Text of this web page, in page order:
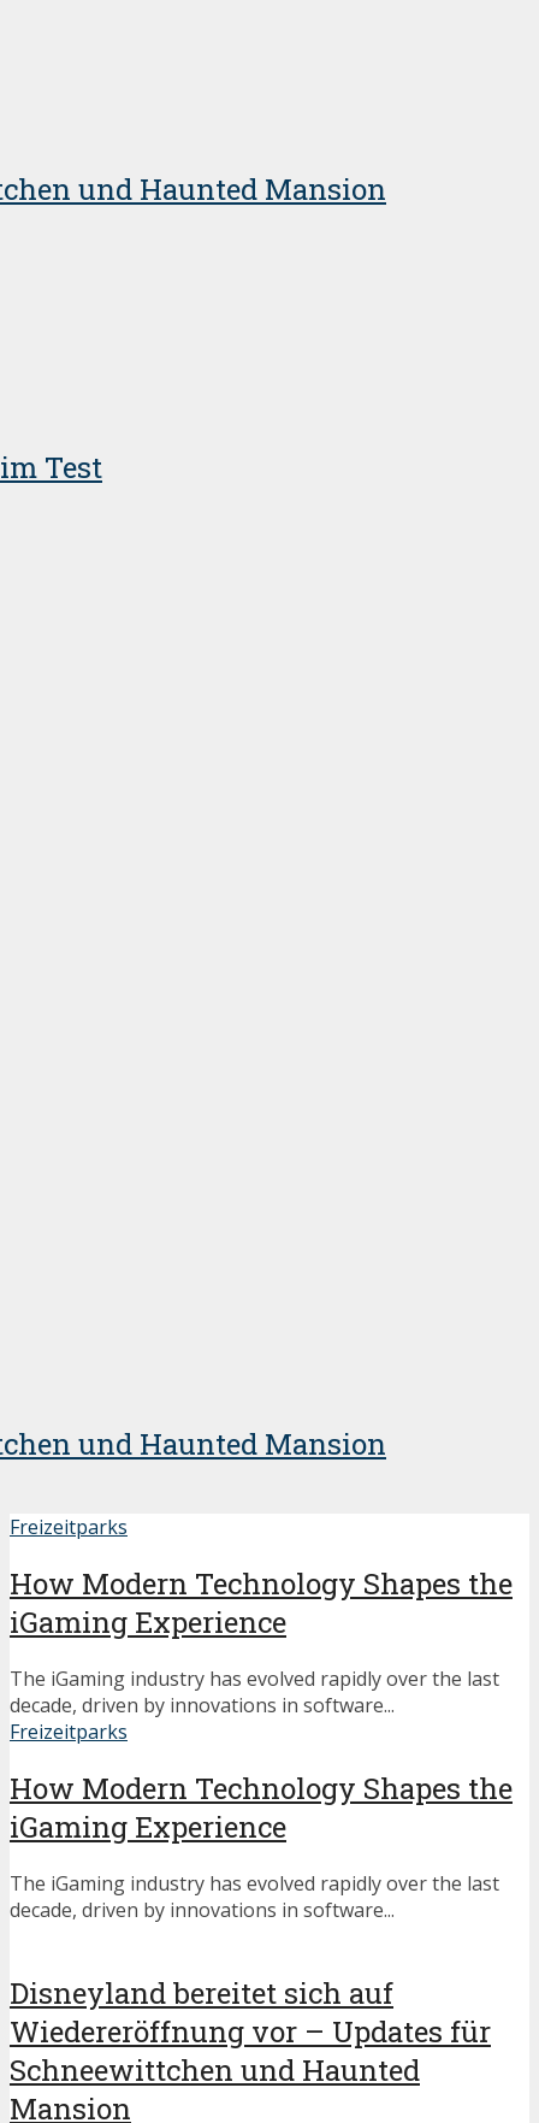
und Haunted Mansion
Test
und Haunted Mansion
Freizeitparks
How Modern Technology Shapes the
iGaming Experience
The iGaming industry has evolved rapidly over the last
decade, driven by innovations in software...
Freizeitparks
How Modern Technology Shapes the
iGaming Experience
The iGaming industry has evolved rapidly over the last
decade, driven by innovations in software...
Disneyland bereitet sich auf
Wiedereröffnung vor – Updates für
Schneewittchen und Haunted
Mansion